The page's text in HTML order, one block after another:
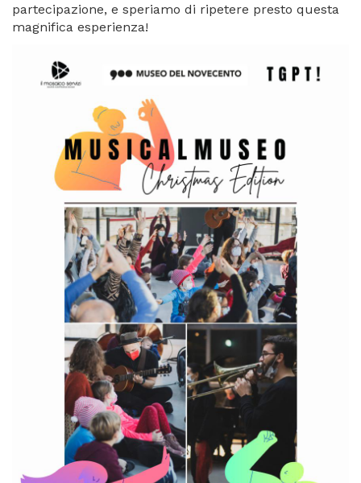
partecipazione, e speriamo di ripetere presto questa
magnifica esperienza!